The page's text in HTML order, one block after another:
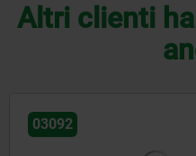
Altri clienti
03092